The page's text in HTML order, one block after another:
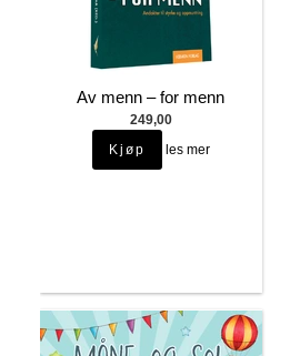
Av menn – for menn
249,00
les mer